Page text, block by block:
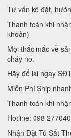
Tư vấn kê đặt,
Thanh toán khi
khoản)
Mọi thắc mắc về
cháy nổ.
Hãy để lại ngay
Miễn Phí Ship
Thanh toán khi
Hotline: 098
Nhận Đặt Tủ Sắt